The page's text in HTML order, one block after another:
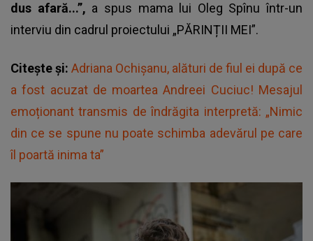
dus afară...”, a spus mama lui Oleg Spînu într-un
interviu din cadrul proiectului „PĂRINȚII MEI”.
Citește și: Adriana Ochișanu, alături de fiul ei după ce
a fost acuzat de moartea Andreei Cuciuc! Mesajul
emoționant transmis de îndrăgita interpretă: „Nimic
din ce se spune nu poate schimba adevărul pe care
îl poartă inima ta”